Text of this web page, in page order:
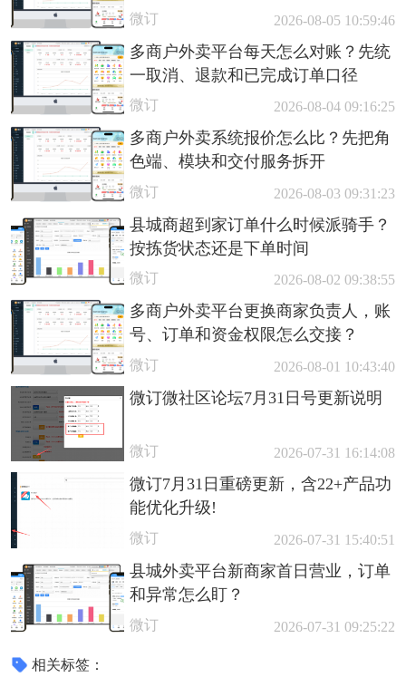
微订 2026-08-05 10:59:46
多商户外卖平台每天怎么对账？先统
一取消、退款和已完成订单口径
微订 2026-08-04 09:16:25
多商户外卖系统报价怎么比？先把角
色端、模块和交付服务拆开
微订 2026-08-03 09:31:23
县城商超到家订单什么时候派骑手？
按拣货状态还是下单时间
微订 2026-08-02 09:38:55
多商户外卖平台更换商家负责人，账
号、订单和资金权限怎么交接？
微订 2026-08-01 10:43:40
微订微社区论坛7月31日号更新说明
微订 2026-07-31 16:14:08
微订7月31日重磅更新，含22+产品功
能优化升级!
微订 2026-07-31 15:40:51
县城外卖平台新商家首日营业，订单
和异常怎么盯？
微订 2026-07-31 09:25:22
相关标签：